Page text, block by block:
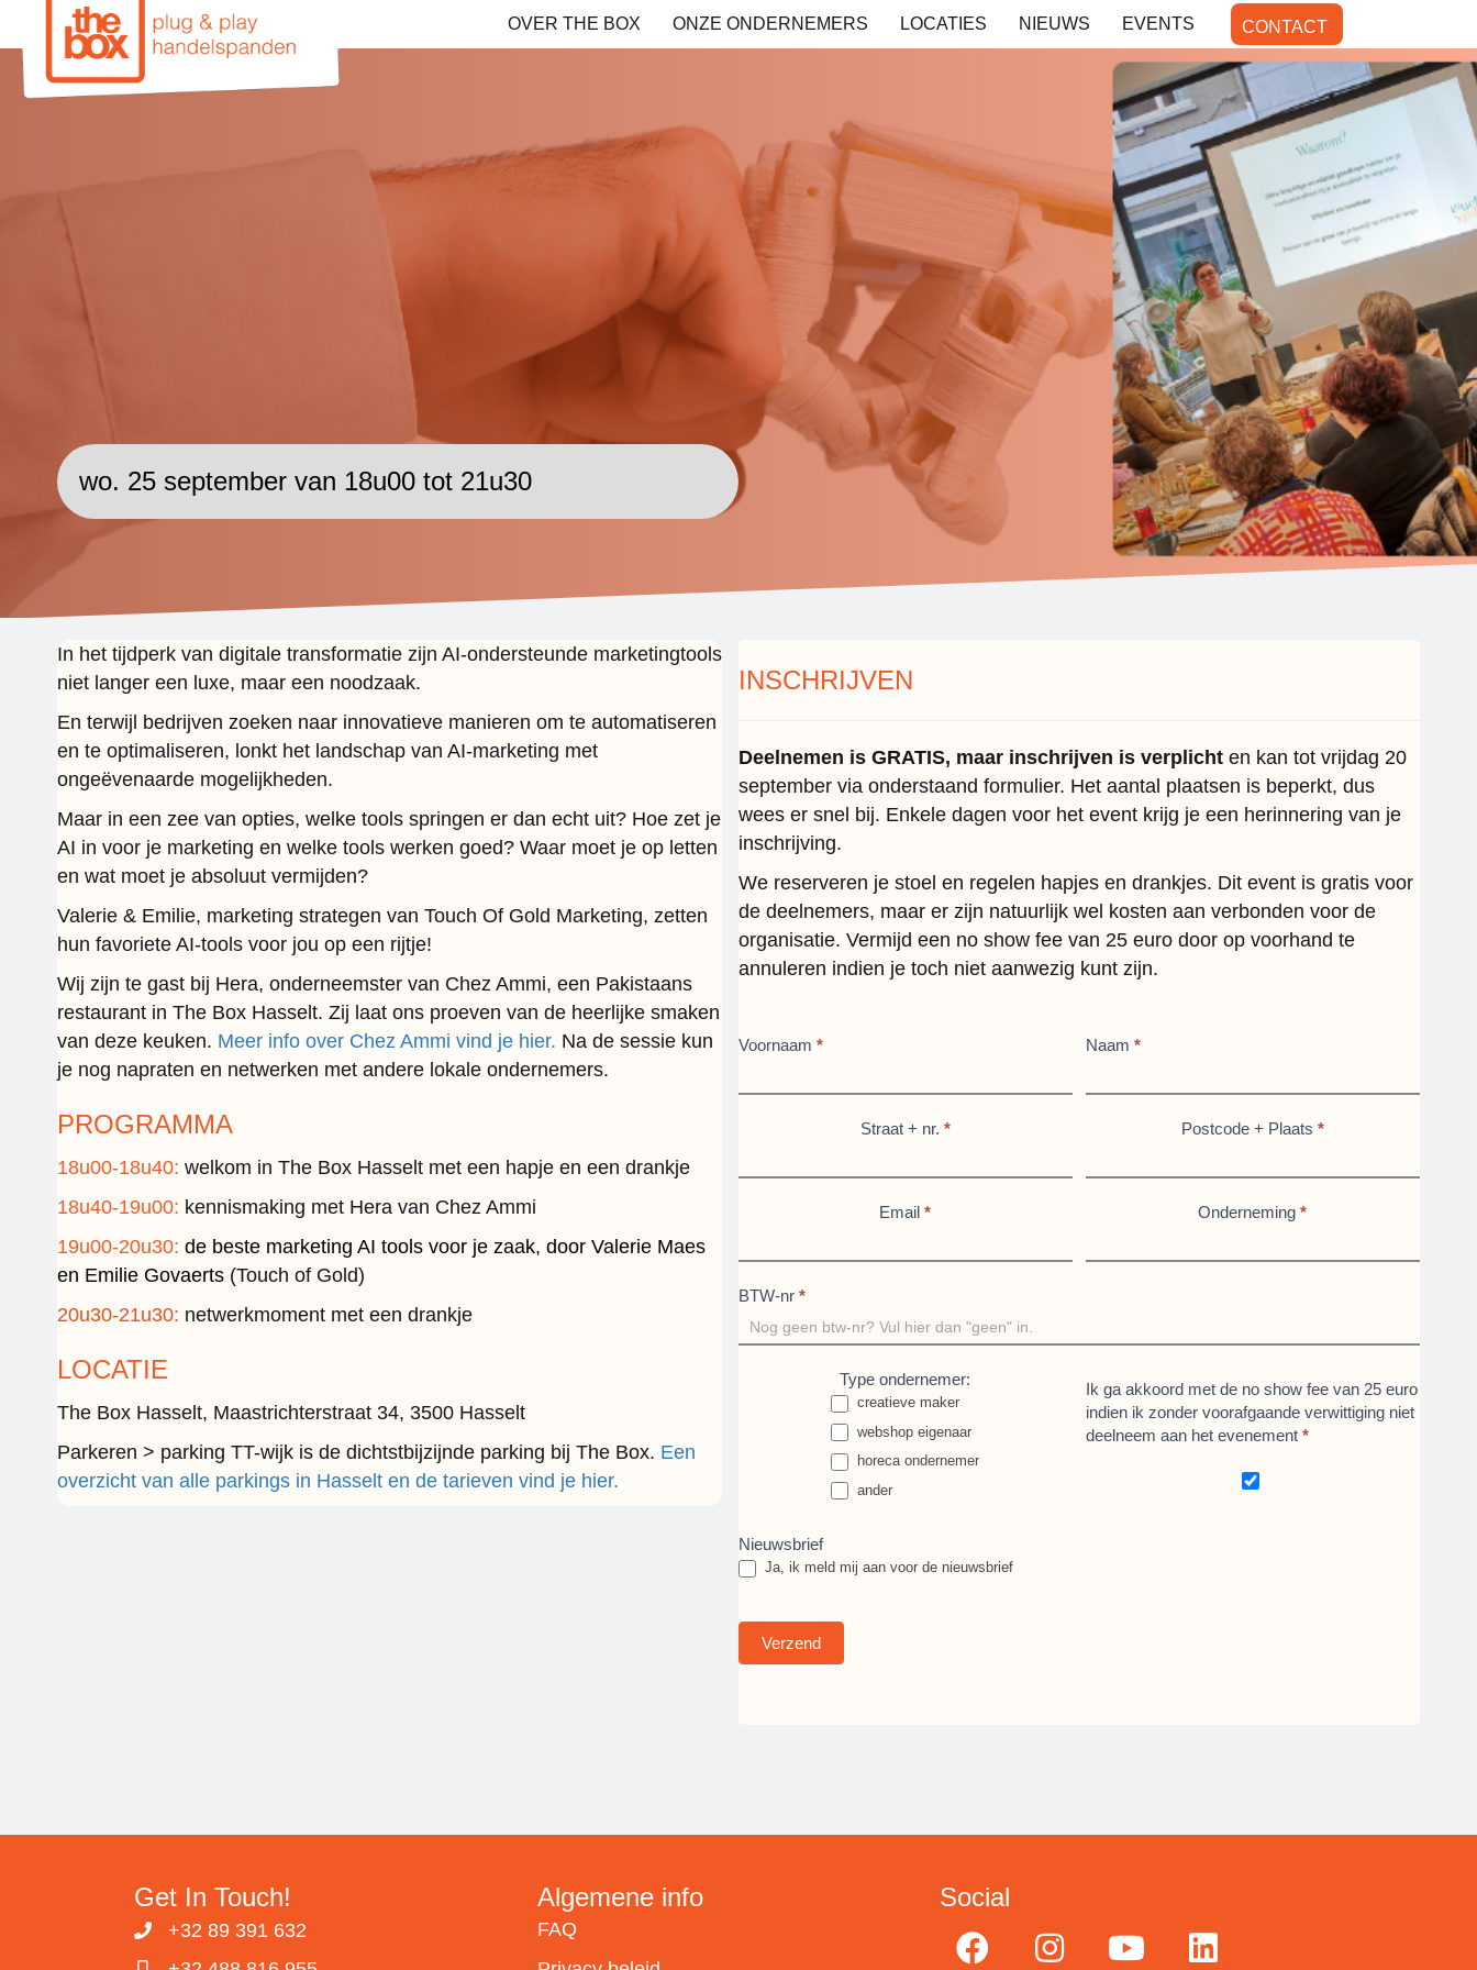
OVER THE BOX ONZE ONDERNEMERS LOCATIES NIEUWS EVENTS CONTACT
De beste marketing AI tools voor
je zaak
Leer- en netwerkavond in Hasselt
wo. 25 september van 18u00 tot 21u30
In het tijdperk van digitale transformatie zijn AI-ondersteunde marketingtools
niet langer een luxe, maar een noodzaak.
En terwijl bedrijven zoeken naar innovatieve manieren om te automatiseren
en te optimaliseren, lonkt het landschap van AI-marketing met
ongeëvenaarde mogelijkheden.
Maar in een zee van opties, welke tools springen er dan echt uit? Hoe zet je
AI in voor je marketing en welke tools werken goed? Waar moet je op letten
en wat moet je absoluut vermijden?
Valerie & Emilie, marketing strategen van Touch Of Gold Marketing, zetten
hun favoriete AI-tools voor jou op een rijtje!
Wij zijn te gast bij Hera, onderneemster van Chez Ammi, een Pakistaans
restaurant in The Box Hasselt. Zij laat ons proeven van de heerlijke smaken
van deze keuken. Meer info over Chez Ammi vind je hier. Na de sessie kun
je nog napraten en netwerken met andere lokale ondernemers.
PROGRAMMA
18u00-18u40: welkom in The Box Hasselt met een hapje en een drankje
18u40-19u00: kennismaking met Hera van Chez Ammi
19u00-20u30: de beste marketing AI tools voor je zaak, door Valerie Maes
en Emilie Govaerts (Touch of Gold)
20u30-21u30: netwerkmoment met een drankje
LOCATIE
The Box Hasselt, Maastrichterstraat 34, 3500 Hasselt
Parkeren > parking TT-wijk is de dichtstbijzijnde parking bij The Box. Een
overzicht van alle parkings in Hasselt en de tarieven vind je hier.
INSCHRIJVEN
Deelnemen is GRATIS, maar inschrijven is verplicht en kan tot vrijdag 20
september via onderstaand formulier. Het aantal plaatsen is beperkt, dus
wees er snel bij. Enkele dagen voor het event krijg je een herinnering van je
inschrijving.
We reserveren je stoel en regelen hapjes en drankjes. Dit event is gratis voor
de deelnemers, maar er zijn natuurlijk wel kosten aan verbonden voor de
organisatie. Vermijd een no show fee van 25 euro door op voorhand te
annuleren indien je toch niet aanwezig kunt zijn.
AI
Voornaam * Naam*
Straat + nr. * Postcode + Plaats *
Email* Onderneming*
BTW-nr *
Type ondernemer:
creatieve maker
webshop eigenaar
horeca ondernemer
ander
Ik ga akkoord met de no show fee van 25 euro
indien ik zonder voorafgaande verwittiging niet
deelneem aan het evenement*
Nieuwsbrief
Ja, ik meld mij aan voor de nieuwsbrief
Verzend
Get In Touch!
+32 89 391 632
Algemene info
FAQ
Social